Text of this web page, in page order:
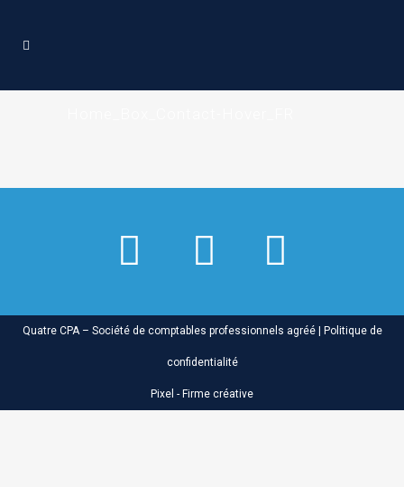
Quatre CPA – Société de comptables professionnels agréé | Politique de
confidentialité
Pixel - Firme créative